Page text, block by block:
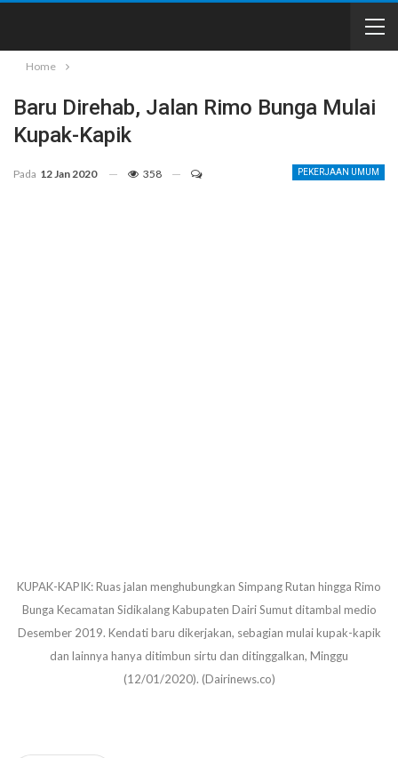
Home
Baru Direhab, Jalan Rimo Bunga Mulai
Kupak-Kapik
PEKERJAAN UMUM
Pada 12 Jan 2020 358
KUPAK-KAPIK: Ruas jalan menghubungkan Simpang Rutan hingga Rimo
Bunga Kecamatan Sidikalang Kabupaten Dairi Sumut ditambal medio
Desember 2019. Kendati baru dikerjakan, sebagian mulai kupak-kapik
dan lainnya hanya ditimbun sirtu dan ditinggalkan, Minggu
(12/01/2020). (Dairinews.co)